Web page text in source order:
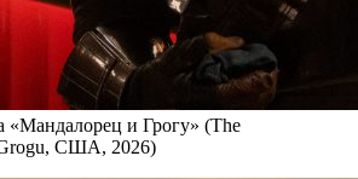
«Мандалорец и Грогу» (The
США, 2026)